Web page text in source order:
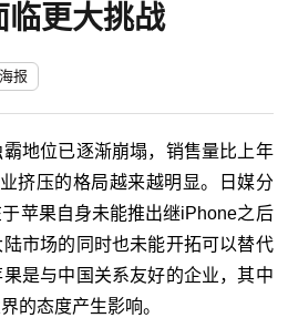
临更大挑战
报
地位已逐渐崩塌，销售量比上年
挤压的格局越来越明显。日媒分
苹果自身未能推出继iPhone之后
市场的同时也未能开拓可以替代
是与中国关系友好的企业，其中
的态度产生影响。